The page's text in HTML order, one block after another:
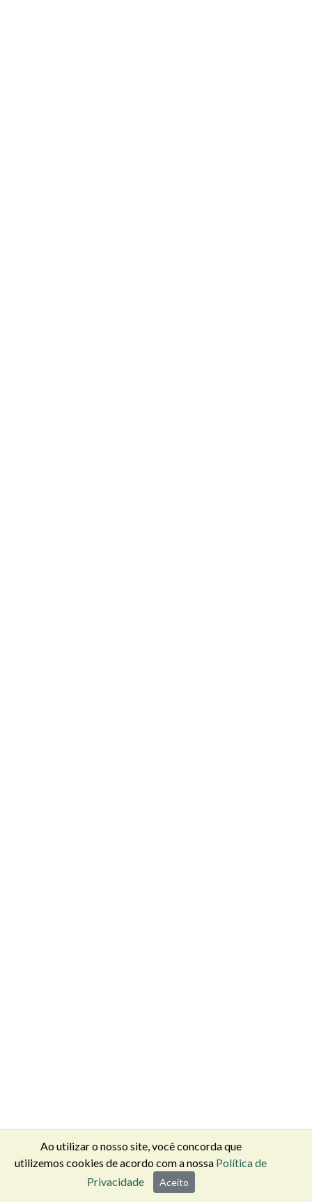
Ao utilizar o nosso site, você concorda que
utilizemos cookies de acordo com a nossa Política de
Privacidade
Aceito